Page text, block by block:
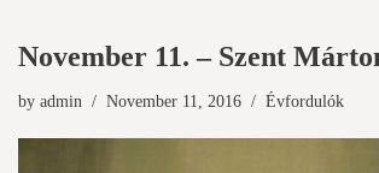
November 11. – Szent
by admin November 11, 2016 Évfordulók